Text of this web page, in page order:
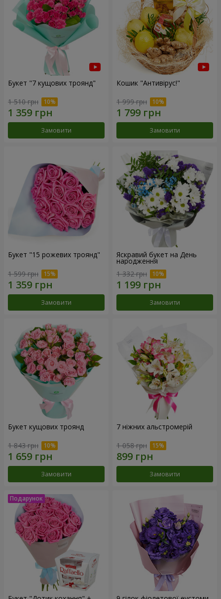
Букет "7 кущових троянд"
1 510 грн
Замовити
Кошик "Антивірус!"
1 999 грн
Замовити
Букет "15 рожевих троянд"
1 599 грн
Замовити
Яскравий букет на День
народження
1 332 грн
Замовити
Букет кущових троянд
1 843 грн
Замовити
7 ніжних альстромерій
1 058 грн
Замовити